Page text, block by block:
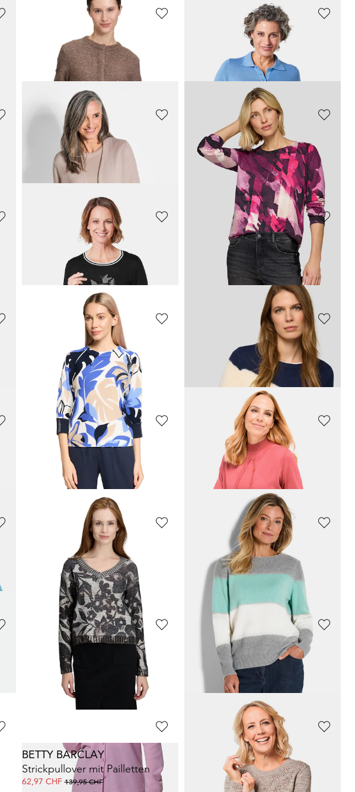
GOLDNER
Pullover in Multicolor-Optik
169,00 CHF 55,00 CHF 139,00 CHF
BETTY BARCLAY
Strickpullover mit Paisley-Print
62,98 CHF139,95 CHF
GOLDNER
69,00 CHF
BETTY BARCLAY
80,57 CHF179,00 CHF
GOLDNER
139,00 CHF 179,00 CHF
Kaschmir-Longstrickjacke
169,00 CHF279,00 CHF
+ 6
Kuscheliger Strickpullover mit Glitzersteinen
80,55 CHF 179,00 CHF
GOLDNER
Pullover mit femininem Motiv
55,00 CHF139,00 CHF
GOLDNER
Pullunder mit V-Ausschnitt
25,00 CHF 139,00 CHF
BETTY BARCLAY
69,98 CHF139,95 CHF
Strickpullover aus Federgarn
59,61 CHF149,00 CHF
GOLDNER
159,00 CHF259,00 CHF
+ 1
GOLDNER
Pflegeleichtes Basic-Strickset
139,00 CHF
BETTY BARCLAY
Strickpullover mit Pailletten
62,97 CHF139,95 CHF
BARBARA LEBEK
Pullover mit Blockstreifen
55,65 CHF159,00 CHF